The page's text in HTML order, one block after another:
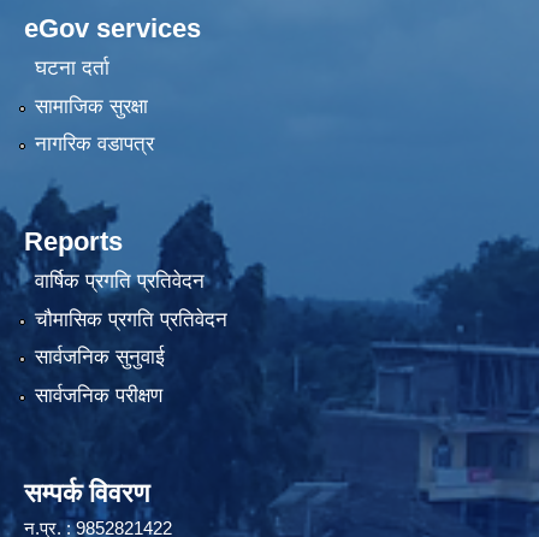
eGov services
घटना दर्ता
सामाजिक सुरक्षा
नागरिक वडापत्र
Reports
वार्षिक प्रगति प्रतिवेदन
चौमासिक प्रगति प्रतिवेदन
सार्वजनिक सुनुवाई
सार्वजनिक परीक्षण
सम्पर्क विवरण
न.प्र. : 9852821422